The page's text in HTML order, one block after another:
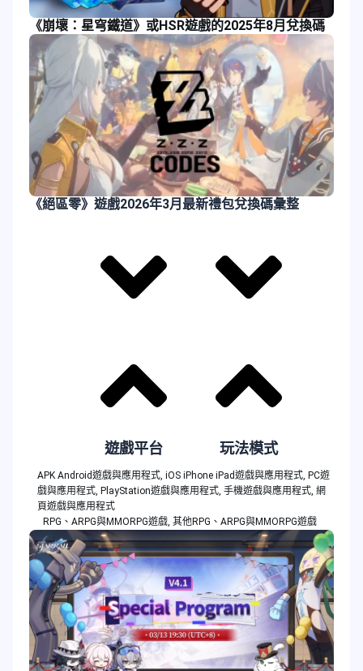
《崩壞：星穹鐵道》或HSR遊戲的2025年8月兌換碼
《絕區零》遊戲2026年3月最新禮包兌換碼彙整
遊戲平台 玩法模式
APK Android遊戲與應用程式,iOS iPhone iPad遊戲與應用程式, PC遊
戲與應用程式, PlayStation遊戲與應用程式,手機遊戲與應用程式,網
頁遊戲與應用程式
RPG、ARPG與MMORPG遊戲, 其他RPG、ARPG與MMORPG遊戲